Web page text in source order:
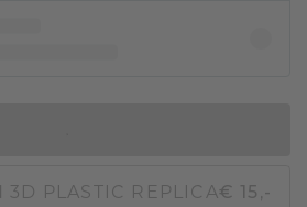
3D PLASTIC REPLICA€ 15,-